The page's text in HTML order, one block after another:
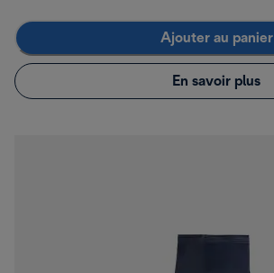
Ajouter au panier
En savoir plus